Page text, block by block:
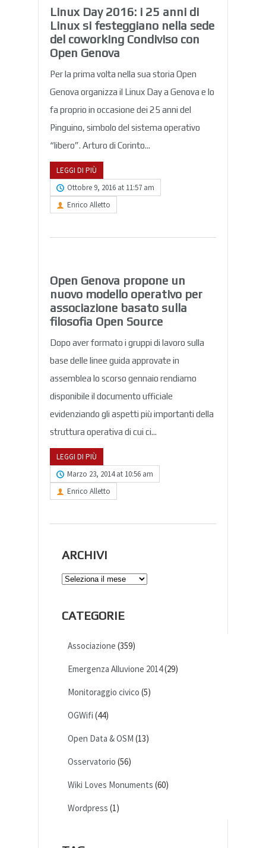
Linux Day 2016: i 25 anni di
Linux si festeggiano nella sede
del coworking Condiviso con
Open Genova
Per la prima volta nella sua storia Open
Genova organizza il Linux Day a Genova e lo
fa proprio in occasione dei 25 anni del
Pinguino, simbolo del sistema operativo
“libero”. Arturo di Corinto...
LEGGI DI PIÙ
Ottobre 9, 2016 at 11:57 am
Enrico Alletto
Open Genova propone un
nuovo modello operativo per
associazione basato sulla
filosofia Open Source
Dopo aver formato i gruppi di lavoro sulla
base delle linee guida approvate in
assemblea lo scorso gennaio rendiamo
disponibile il documento ufficiale
evidenziando gli aspetti più importanti della
struttura operativa di cui ci...
LEGGI DI PIÙ
Marzo 23, 2014 at 10:56 am
Enrico Alletto
ARCHIVI
Archivi
CATEGORIE
Associazione (359)
Emergenza Alluvione 2014(29)
Monitoraggio civico (5)
OGWifi (44)
Open Data & OSM (13)
Osservatorio (56)
Wiki Loves Monuments (60)
Wordpress (1)